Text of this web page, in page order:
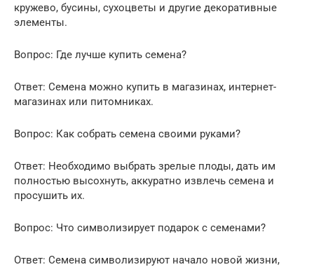
кружево, бусины, сухоцветы и другие декоративные
элементы.
Вопрос: Где лучше купить семена?
Ответ: Семена можно купить в магазинах, интернет-
магазинах или питомниках.
Вопрос: Как собрать семена своими руками?
Ответ: Необходимо выбрать зрелые плоды, дать им
полностью высохнуть, аккуратно извлечь семена и
просушить их.
Вопрос: Что символизирует подарок с семенами?
Ответ: Семена символизируют начало новой жизни,